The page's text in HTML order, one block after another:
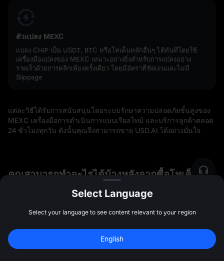
ตัวแปลง MEXC
แปลง CHIP เป็น USDT, BTC หรือโทเค็นหลักอื่นๆ ได้ทันทีโดยใช้
เครื่องมือแปลงของ MEXC เหมาะอย่างยิ่งสำหรับการแปลงอย่าง
รวดเร็วด้วยการคลิกเพียงครั้งเดียว โดยมีอัตราที่ชัดเจนและไม่มี
Slippage
แต่ละวิธีได้รับการสนับสนุนโดยระบบรักษาความปลอดภัยขั้นสูงของ
MEXC เครื่องมือการดำเนินการแบบเรียลไทม์ และบริการลูกค้าตลอด
24 ชั่วโมงทุกวัน ดังนั้นคุณจึงสามารถขาย USD.AI ได้อย่างมั่นใจ
คุณสามารถทำอะไรได้บ้างหลังจากซื้อโทเค็น
ต้องการเทรดในตลาดสปอต สำรวจการเทรดฟิวเจอร์ส หรือรับรางวัล
ของคุณ
10,000 USDT
สมัคร
Select Language
Select your language to see content relevant to your region
English